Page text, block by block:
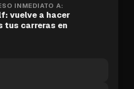
un desafío claro.
lo que corriste antes. Ahora
especialmente si eres del
INMEDIATO A:
vuelve a hacer
tus carreras en